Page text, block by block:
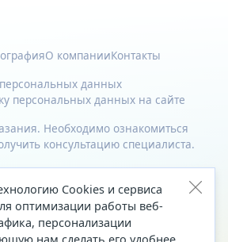
О компанииКонтакты
данных
персональных данных на сайте
Необходимо ознакомиться
консультацию специалиста.
защищены.
д. 19 (вход в здание со стороны
Cookies и сервиса
оптимизации работы веб-
персонализации